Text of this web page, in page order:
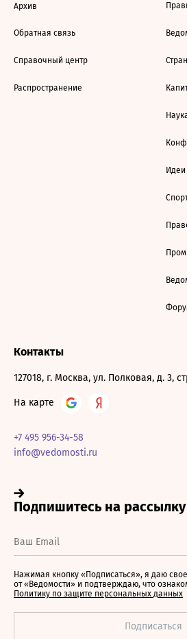
Архив
Обратная связь
Справочный центр
Распространение
Контакты
127018, г. Москва, ул. Полковая, д. 3,
На карте
+7 495 956-34-58
info@vedomosti.ru
Нажимая кнопку «Подписаться», я даю
от «Ведомости» и подтверждаю, что
Политику по защите персональных данных